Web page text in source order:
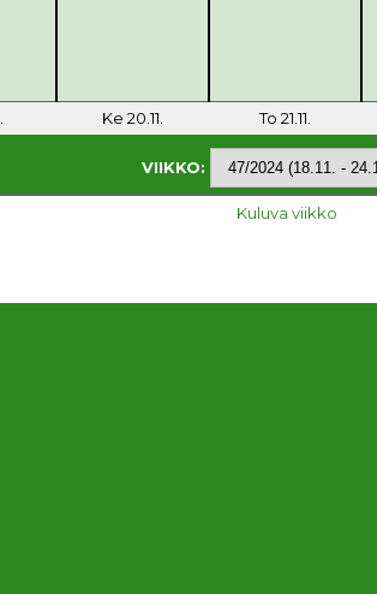
Ke 20.11. To 21.11.
VIIKKO:
Kuluva viikko